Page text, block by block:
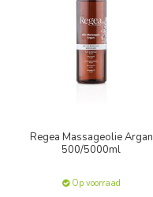
Regea Massageolie Argan
500/5000ml
Op voorraad